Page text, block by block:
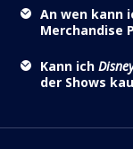
An wen kann
Merchandise
Kann ich
der Shows